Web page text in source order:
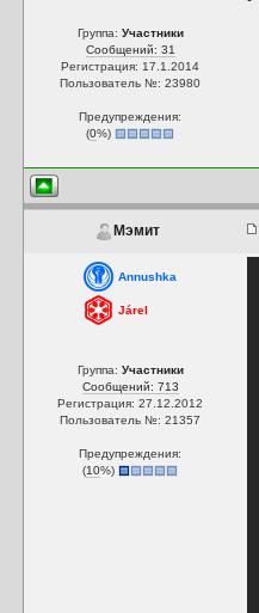
Группа: Участники
Сообщений: 31
Регистрация: 17.1.2014
Пользователь №: 23980
Предупреждения:
(0%)
Мэмит
Annushka
Járel
Группа: Участники
Сообщений: 713
Регистрация: 27.12.2012
Пользователь №: 21357
Предупреждения:
(10%)